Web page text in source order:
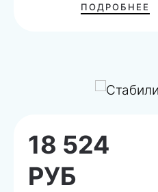
ПОДРОБНЕЕ
18 524
РУБ